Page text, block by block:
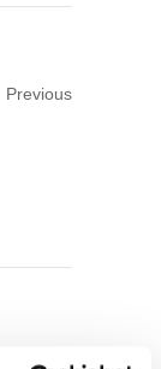
Previous